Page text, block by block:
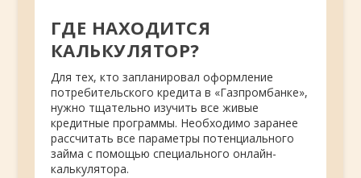
ГДЕ НАХОДИТСЯ
КАЛЬКУЛЯТОР?
Для тех, кто запланировал оформление
потребительского кредита в «Газпромбанке»,
нужно тщательно изучить все живые
кредитные программы. Необходимо заранее
рассчитать все параметры потенциального
займа с помощью специального онлайн-
калькулятора.